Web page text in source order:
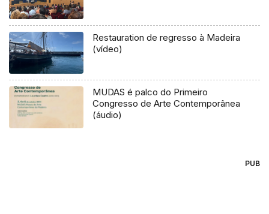
Restauration de regresso à Madeira
(vídeo)
MUDAS é palco do Primeiro
Congresso de Arte Contemporânea
(áudio)
PUB